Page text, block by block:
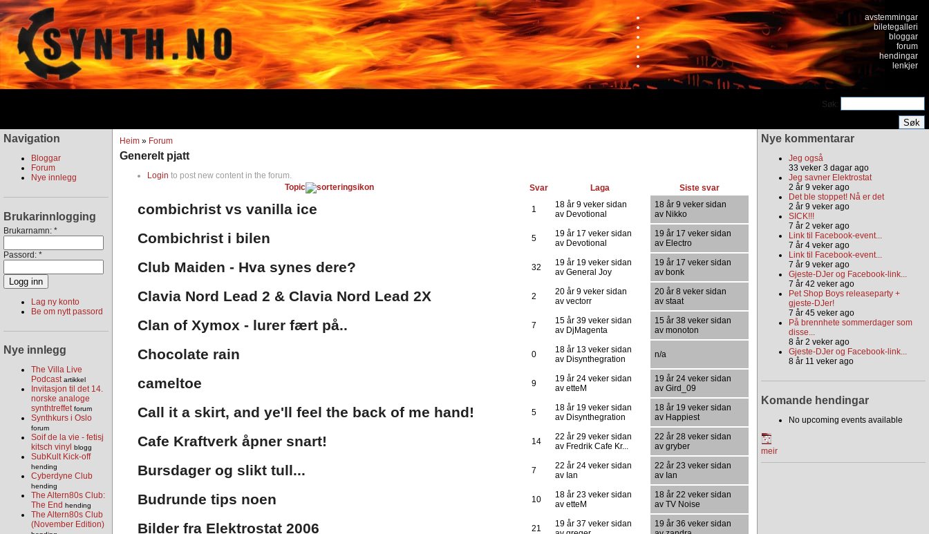
avstemmingar
biletegalleri
bloggar
forum
hendingar
lenkjer
Søk:
Navigation
Bloggar
Forum
Nye innlegg
Brukarinnlogging
Brukarnamn: *
Passord: *
Lag ny konto
Be om nytt passord
Nye innlegg
The Villa Live
Podcastartikkel
Invitasjon til det 14.
norske analoge
synthtreffet forum
Synthkurs i Oslo
forum
Soif de la vie - fetisj
kitsch vinyl
blogg
SubKult Kick-off
hending
Cyberdyne Club
hending
The Altern80s Club:
The End hending
The Altern80s Club
(November Edition)
Heim » Forum
Generelt pjatt
Login to post new content in the forum.
Topic
Svar Laga Siste svar
combichrist vs vanilla ice 1
18 år 9 veker sidan
av Devotional
18 år 9 veker sidan
av Nikko
Combichrist i bilen 5
19 år 17 veker sidan
av Devotional
19 år 17 veker sidan
av Electro
Club Maiden - Hva synes dere? 32
19 år 19 veker sidan
av General Joy
19 år 17 veker sidan
av bonk
Clavia Nord Lead 2 & Clavia Nord Lead 2X 2
20 år 9 veker sidan
av vectorr
20 år 8 veker sidan
av staat
Clan of Xymox - lurer fært på.. 7
15 år 39 veker sidan
av DjMagenta
15 år 38 veker sidan
av monoton
Chocolate rain 0
18 år 13 veker sidan
av Disynthegration
n/a
cameltoe 9
19 år 24 veker sidan
av etteM
19 år 24 veker sidan
av Gird_09
Call it a skirt, and ye'll feel the back of me hand! 5
18 år 19 veker sidan
av Disynthegration
18 år 19 veker sidan
av Happiest
Cafe Kraftverk åpner snart! 14
22 år 29 veker sidan
av Fredrik Cafe Kr...
22 år 28 veker sidan
av gryber
Bursdager og slikt tull... 7
22 år 24 veker sidan
av Ian
22 år 23 veker sidan
av Ian
Budrunde tips noen 10
18 år 23 veker sidan
av etteM
18 år 22 veker sidan
av TV Noise
Bilder fra Elektrostat 2006 21
19 år 37 veker sidan
19 år 36 veker sidan
Nye kommentarar
Jeg også
33 veker 3 dagar ago
Jeg savner Elektrostat
2 år 9 veker ago
Det ble stoppet! Nå er det
2 år 9 veker ago
SICK!!!
7 år 2 veker ago
Link til Facebook-event...
7 år 4 veker ago
Link til Facebook-event...
7 år 9 veker ago
Gjeste-DJer og Facebook-link...
7 år 42 veker ago
Pet Shop Boys releaseparty +
gjeste-DJer!
7 år 45 veker ago
På brennhete sommerdager som
disse...
8 år 2 veker ago
Gjeste-DJer og Facebook-link...
8 år 11 veker ago
Komande hendingar
No upcoming events available
meir